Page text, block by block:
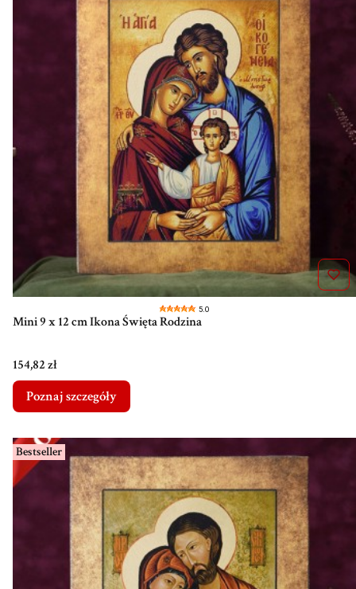
5.0
Mini 9 x 12 cm Ikona Święta Rodzina
Cena
154,82 zł
Poznaj szczegóły
Bestseller